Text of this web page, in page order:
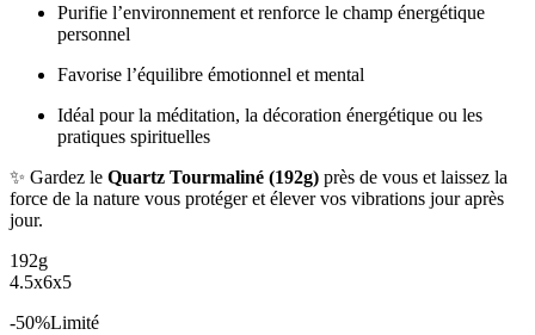
Purifie l’environnement et renforce le champ énergétique
personnel
Favorise l’équilibre émotionnel et mental
Idéal pour la méditation, la décoration énergétique ou les
pratiques spirituelles
✨ Gardez le Quartz Tourmaliné (192g) près de vous et laissez la
force de la nature vous protéger et élever vos vibrations jour après
jour.
192g
4.5x6x5
-50%Limité